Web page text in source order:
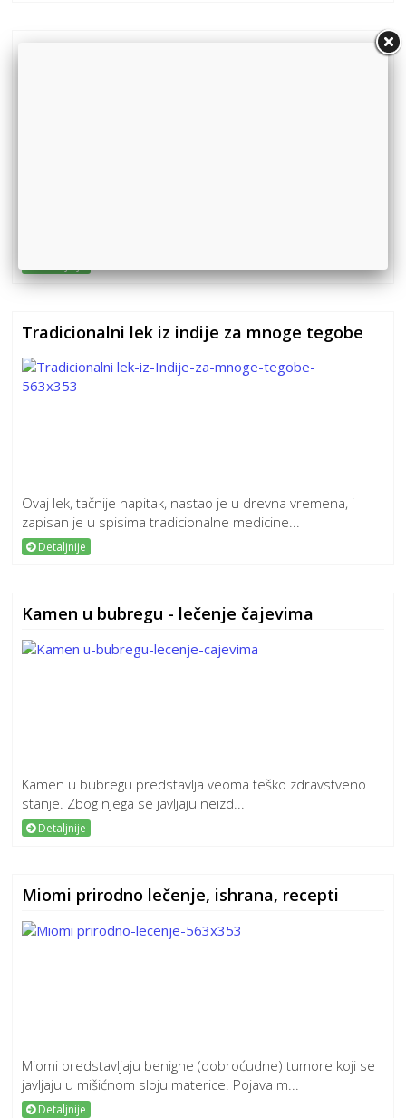
Tradicionalni lek iz indije za mnoge tegobe
Ovaj lek, tačnije napitak, nastao je u drevna vremena, i
zapisan je u spisima tradicionalne medicine...
Detaljnije
Kamen u bubregu - lečenje čajevima
Kamen u bubregu predstavlja veoma teško zdravstveno
stanje. Zbog njega se javljaju neizd...
Detaljnije
Miomi prirodno lečenje, ishrana, recepti
Miomi predstavljaju benigne (dobroćudne) tumore koji se
javljaju u mišićnom sloju materice. Pojava m...
Detaljnije